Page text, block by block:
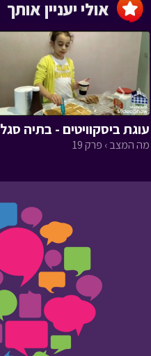
עוגת ביסקוויטים - בתיה סגל
מה המצב › פרק 19
‹